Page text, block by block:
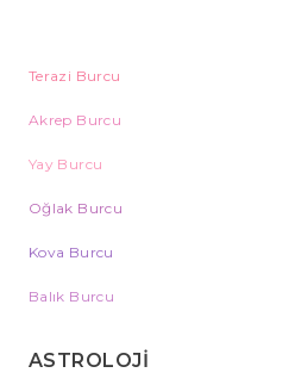
Terazi Burcu
Akrep Burcu
Yay Burcu
Oğlak Burcu
Kova Burcu
Balık Burcu
ASTROLOJİ